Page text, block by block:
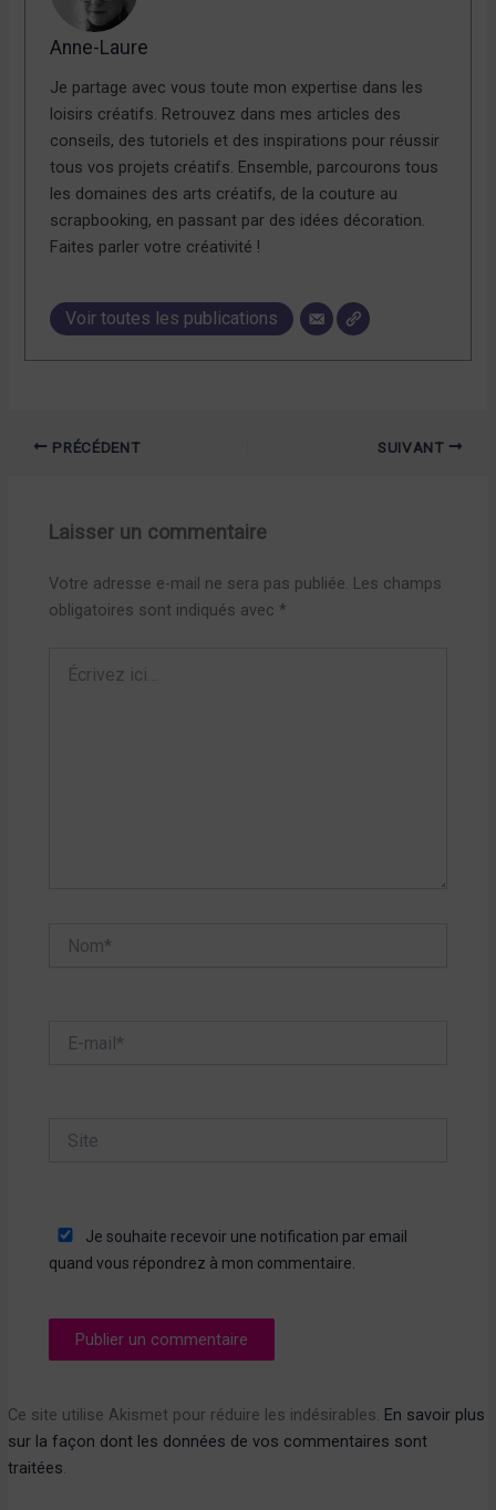
Anne-Laure
Je partage avec vous toute mon expertise dans les
loisirs créatifs. Retrouvez dans mes articles des
conseils, des tutoriels et des inspirations pour réussir
tous vos projets créatifs. Ensemble, parcourons tous
les domaines des arts créatifs, de la couture au
scrapbooking, en passant par des idées décoration.
Faites parler votre créativité !
Voir toutes les publications
PRÉCÉDENT SUIVANT
Laisser un commentaire
Votre adresse e-mail ne sera pas publiée. Les champs
obligatoires sont indiqués avec *
ici…
mail*
Je souhaite recevoir une notification par email
quand vous répondrez à mon commentaire.
Ce site utilise Akismet pour réduire les indésirables. En savoir plus
sur la façon dont les données de vos commentaires sont
traitées.